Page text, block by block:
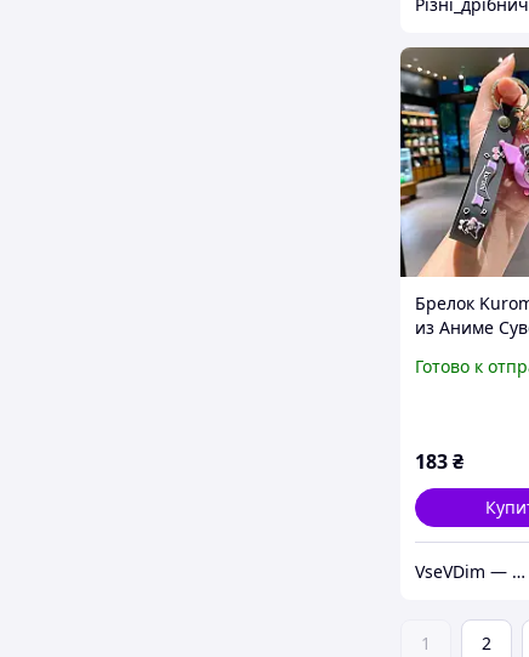
Брелок
из Аниме
для Фанатов
Готово к
183₴
VseVDim — товари, що роблять життя простішим
1 2